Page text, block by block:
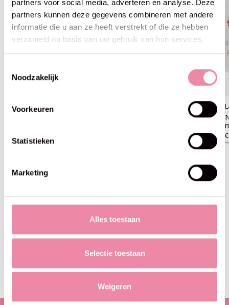
partners voor social media, adverteren en analyse. Deze
partners kunnen deze gegevens combineren met andere
informatie die u aan ze heeft verstrekt of die ze hebben
verzameld op basis van uw gebruik van hun services.
Noodzakelijk
Voorkeuren
Statistieken
Marketing
Alles toestaan
Selectie toestaan
Weigeren
Lana Grossa
€8,95
Natural Lama Fine -111
Blijf op de hoogte